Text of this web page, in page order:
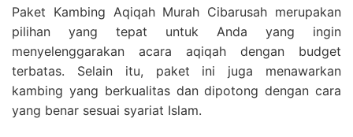
Paket Kambing Aqiqah Murah Cibarusah merupakan
pilihan yang tepat untuk Anda yang ingin
menyelenggarakan acara aqiqah dengan budget
terbatas. Selain itu, paket ini juga menawarkan
kambing yang berkualitas dan dipotong dengan cara
yang benar sesuai syariat Islam.